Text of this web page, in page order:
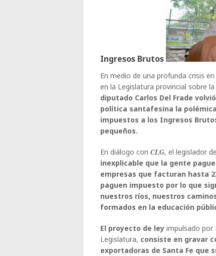
Ingresos Brutos
En medio de una profunda crisis
en la Legislatura provincial sobre
diputado Carlos Del Frade
política santafesina la
impuestos a los Ingresos
pequeños.
En diálogo conCLG, el legislador
inexplicable que la gente
empresas que facturan hasta
paguen impuesto por lo que
nuestros ríos, nuestros
formados en la educación
El proyecto de ley impulsado por
Legislatura, consiste en gravar
exportadoras de Santa Fe que